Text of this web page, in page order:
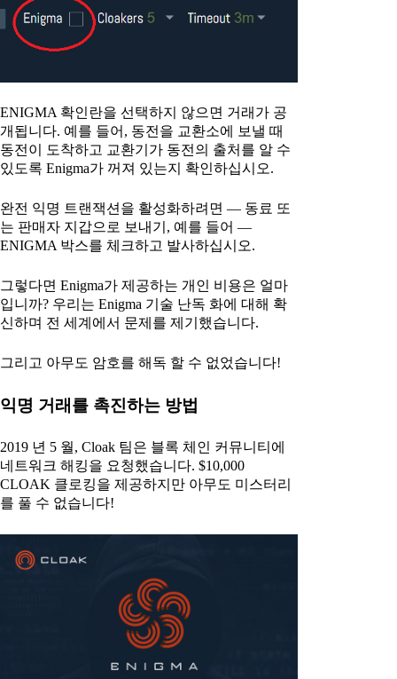
ENIGMA 확인란을 선택하지 않으면 거래가 공
개됩니다. 예를 들어, 동전을 교환소에 보낼 때
동전이 도착하고 교환기가 동전의 출처를 알 수
있도록 Enigma가 꺼져 있는지 확인하십시오.
완전 익명 트랜잭션을 활성화하려면 — 동료 또
는 판매자 지갑으로 보내기, 예를 들어 —
ENIGMA 박스를 체크하고 발사하십시오.
그렇다면 Enigma가 제공하는 개인 비용은 얼마
입니까? 우리는 Enigma 기술 난독 화에 대해 확
신하며 전 세계에서 문제를 제기했습니다.
그리고 아무도 암호를 해독 할 수 없었습니다!
익명 거래를 촉진하는 방법
2019 년 5 월, Cloak 팀은 블록 체인 커뮤니티에
네트워크 해킹을 요청했습니다. $10,000
CLOAK 클로킹을 제공하지만 아무도 미스터리
를 풀 수 없습니다!